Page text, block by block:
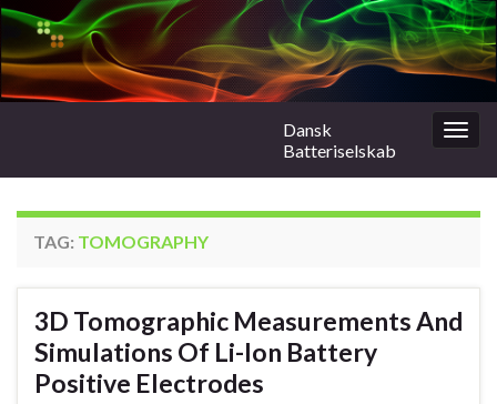
Dansk
Batteriselskab
TAG: TOMOGRAPHY
3D Tomographic Measurements And
Simulations Of Li-Ion Battery
Positive Electrodes